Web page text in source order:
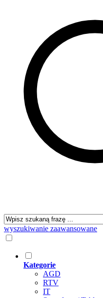
wyszukiwanie zaawansowane
Kategorie
AGD
RTV
IT